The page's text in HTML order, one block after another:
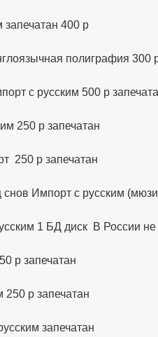
запечатан 400 р
полиграфия 300
с русским 500 р
250 р запечатан
250 р запечатан
Импорт с русским
1 БД диск В России не
р запечатан
р запечатан
запечатан